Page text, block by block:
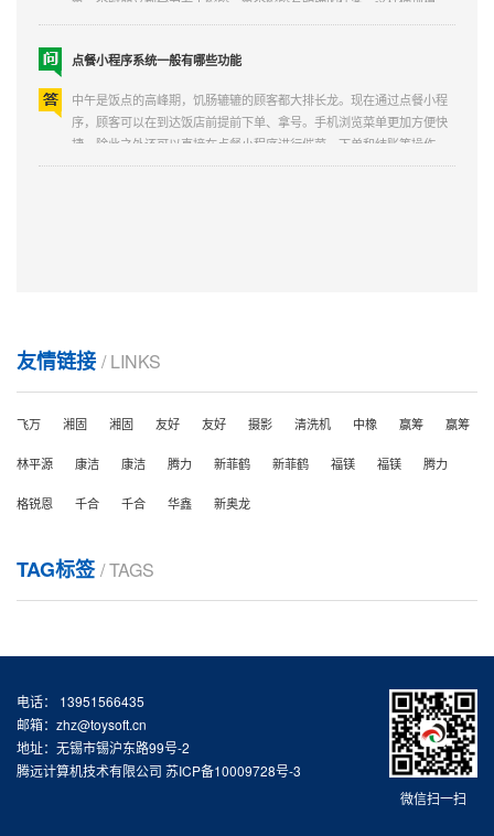
大、结构复杂和管理复杂的软件开发变得容易控制和管理。同万物一
点餐小程序系统一般有哪些功能
中午是饭点的高峰期，饥肠辘辘的顾客都大排长龙。现在通过点餐小程
序，顾客可以在到达饭店前提前下单、拿号。手机浏览菜单更加方便快
捷。除此之外还可以直接在点餐小程序进行催菜、下单和结账等操作。
体验更快更智能的点餐服务。开发点餐小程序系统都有哪些功能?1、首
友情链接 / LINKS
飞万 湘固 湘固 友好 友好 摄影 清洗机 中橡 赢筹 赢筹
林平源 康洁 康洁 腾力 新菲鹤 新菲鹤 福镁 福镁 腾力
格锐恩 千合 千合 华鑫 新奥龙
TAG标签/ TAGS
微信扫一扫
电话： 13951566435
邮箱：zhz@toysoft.cn
地址：无锡市锡沪东路99号-2
腾远计算机技术有限公司 苏ICP备10009728号-3